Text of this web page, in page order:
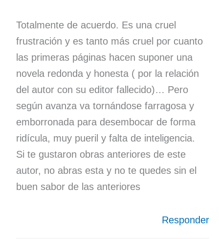
Totalmente de acuerdo. Es una cruel
frustración y es tanto más cruel por cuanto
las primeras páginas hacen suponer una
novela redonda y honesta ( por la relación
del autor con su editor fallecido)… Pero
según avanza va tornándose farragosa y
emborronada para desembocar de forma
ridícula, muy pueril y falta de inteligencia.
Si te gustaron obras anteriores de este
autor, no abras esta y no te quedes sin el
buen sabor de las anteriores
Responder